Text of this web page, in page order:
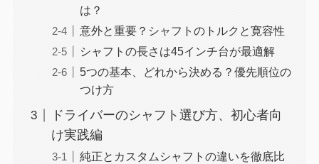
は？
意外と重要？シャフトのトルクと寛容性
シャフトの長さは45インチ台が最適解
5つの基本、どれから決める？優先順位の
つけ方
ドライバーのシャフト選び方、初心者向
け実践編
純正とカスタムシャフトの違いを徹底比